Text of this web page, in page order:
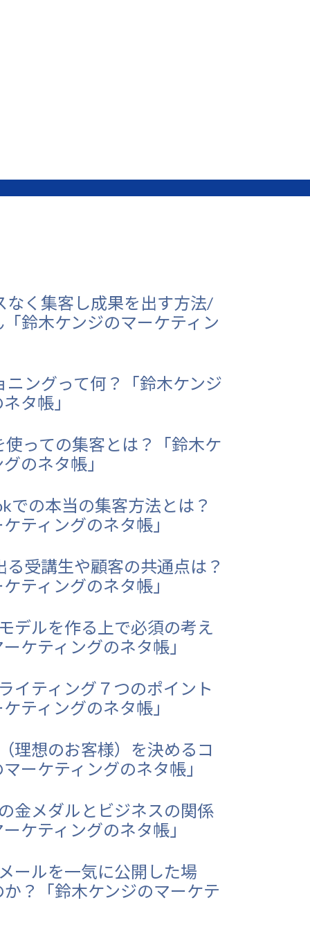
なく集客し成果を出す方法/
鈴木ケンジのマーケティン
ニングって何？「鈴木ケンジ
タ帳」
使っての集客とは？「鈴木ケ
のネタ帳」
での本当の集客方法とは？
ティングのネタ帳」
る受講生や顧客の共通点は？
ティングのネタ帳」
デルを作る上で必須の考え
ケティングのネタ帳」
イティング７つのポイント
ティングのネタ帳」
理想のお客様）を決めるコ
ーケティングのネタ帳」
金メダルとビジネスの関係
ケティングのネタ帳」
ールを一気に公開した場
？「鈴木ケンジのマーケテ